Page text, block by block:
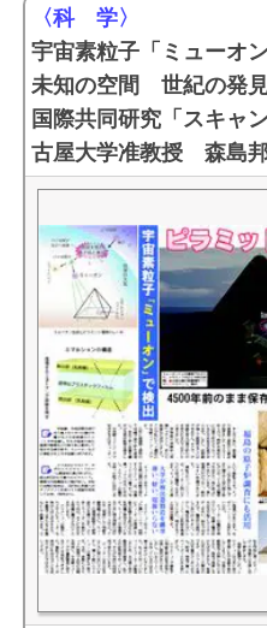
〈科 学〉
宇宙素粒子「ミューオ
未知の空間 世紀の発
国際共同研究「スキャ
古屋大学准教授 森島